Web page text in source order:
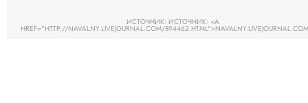
ИСТОЧНИК: ИСТОЧНИК: <A
HREF="HTTP://NAVALNY.LIVEJOURNAL.COM/